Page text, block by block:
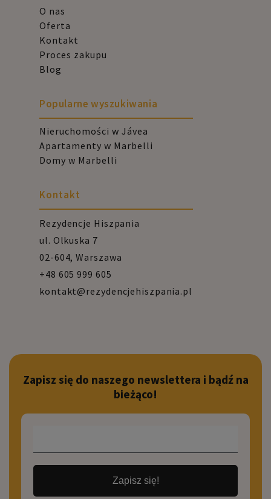
O nas
Oferta
Kontakt
Proces zakupu
Blog
Popularne wyszukiwania
Nieruchomości w Jávea
Apartamenty w Marbelli
Domy w Marbelli
Kontakt
Rezydencje Hiszpania
ul. Olkuska 7
02-604, Warszawa
+48 605 999 605
kontakt@rezydencjehiszpania.pl
Zapisz się do naszego newslettera i bądź na
bieżąco!
Zapisz się!